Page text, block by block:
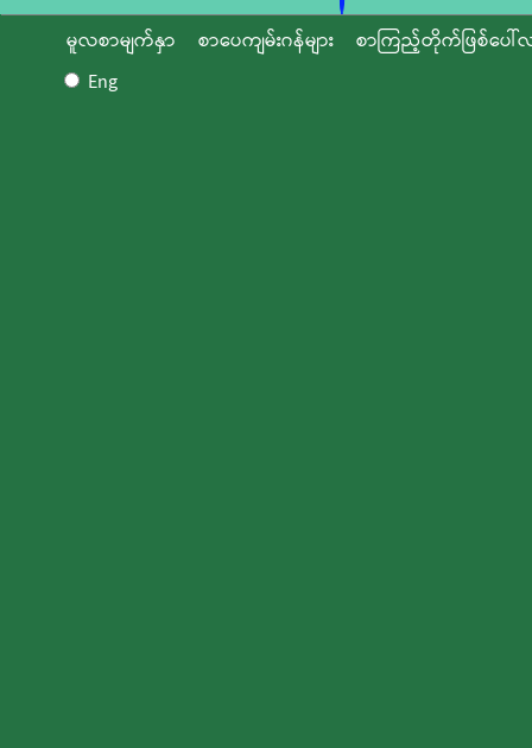
မူလစာမျက်နှာ စာပေကျမ်းဂန်များ
စာကြည့်တိုက်ဖြစ်ပေါ်
Eng